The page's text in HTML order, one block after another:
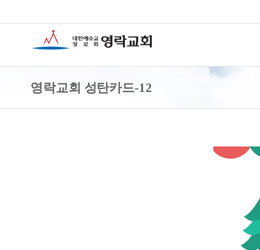
영락교회 성탄카드-12